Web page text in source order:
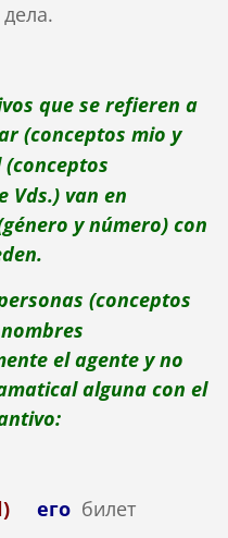
que se refieren a
(conceptos mio y
Vds.) van en
y número) con
(conceptos
el agente y no
alguna con el
его билет